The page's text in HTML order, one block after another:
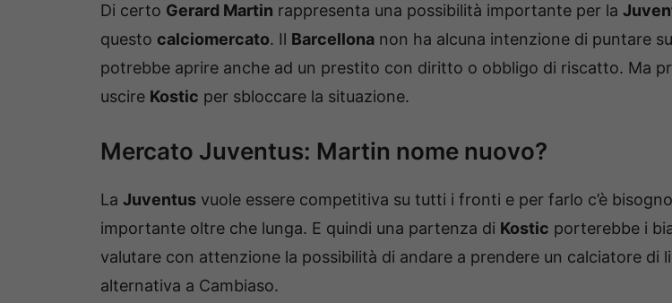
Di certo Gerard Martin rappresenta una possibilità importante per la
questo calciomercato. Il Barcellona non ha alcuna intenzione di puntare
potrebbe aprire anche ad un prestito con diritto o obbligo di riscatto. Ma
uscire Kostic per sbloccare la situazione.
Mercato Juventus: Martin nome nuovo?
La Juventus vuole essere competitiva su tutti i fronti e per farlo c’è
importante oltre che lunga. E quindi una partenza di Kostic porterebbe i
valutare con attenzione la possibilità di andare a prendere un calciatore di
alternativa a Cambiaso.